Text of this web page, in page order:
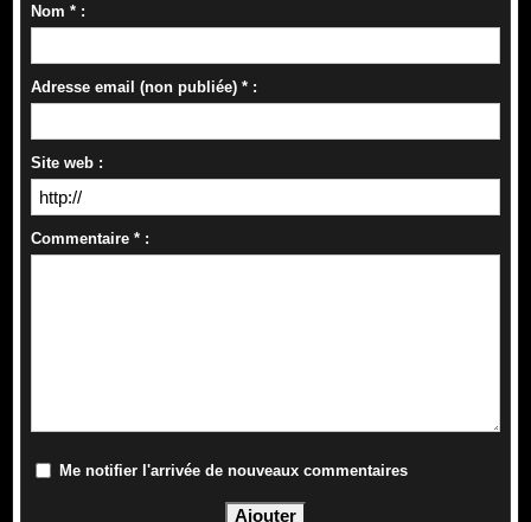
Nom * :
Adresse email (non publiée) * :
Site web :
Commentaire * :
Me notifier l'arrivée de nouveaux commentaires